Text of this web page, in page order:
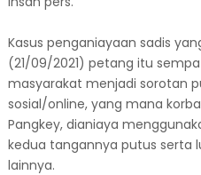
Kasus penganiayaan sadis
(21/09/2021) petang itu
masyarakat menjadi sorotan
sosial/online, yang mana
Pangkey, dianiaya
kedua tangannya putus serta
lainnya.